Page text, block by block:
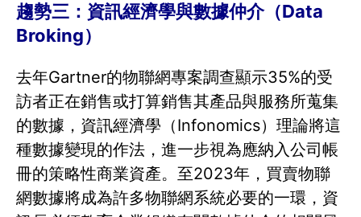
趨勢三：資訊經濟學與數據仲介（Data
Broking）
去年Gartner的物聯網專案調查顯示35%的受
訪者正在銷售或打算銷售其產品與服務所蒐集
的數據，資訊經濟學（Infonomics）理論將這
種數據變現的作法，進一步視為應納入公司帳
冊的策略性商業資產。至2023年，買賣物聯
網數據將成為許多物聯網系統必要的一環，資